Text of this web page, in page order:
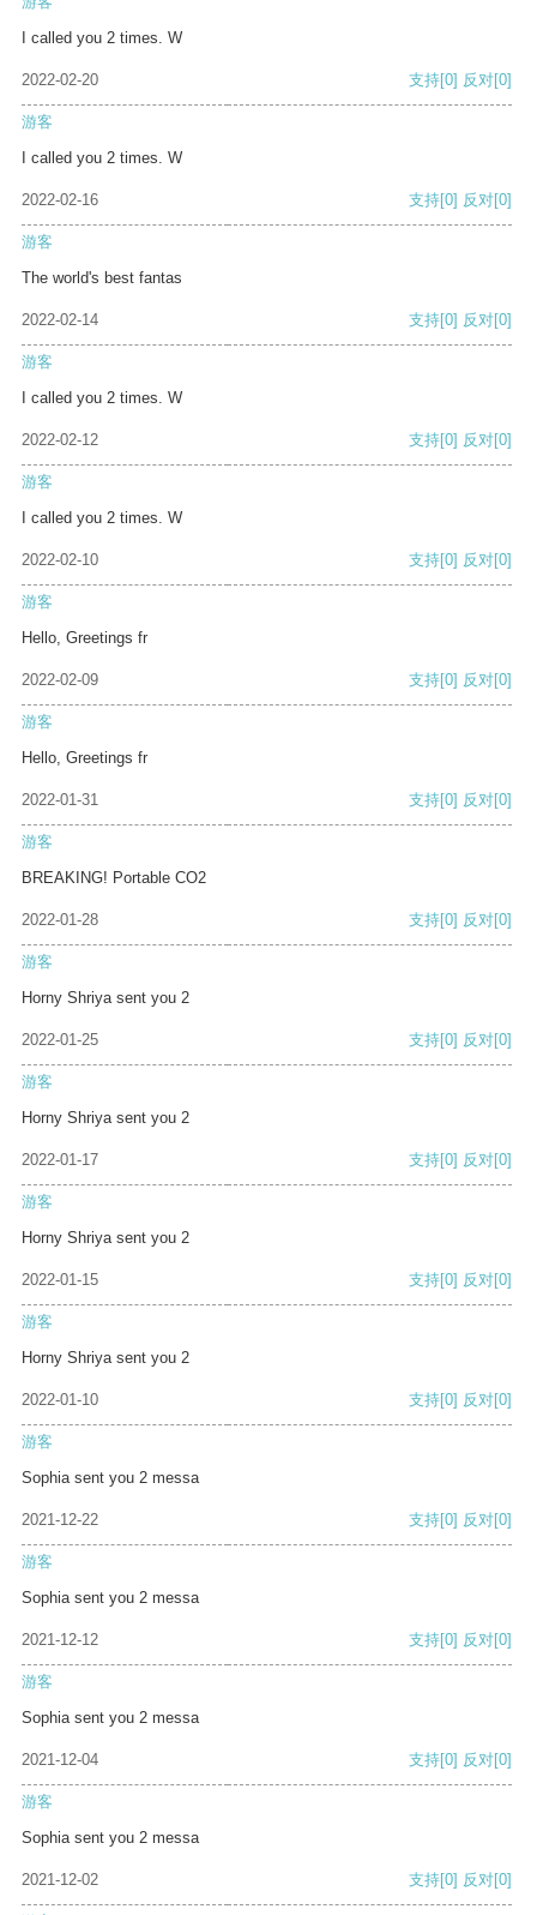
I called you 2 times. W
2022-02-20 支持[0] 反对[0]
游客
I called you 2 times. W
2022-02-16 支持[0] 反对[0]
游客
The world's best fantas
2022-02-14 支持[0] 反对[0]
游客
I called you 2 times. W
2022-02-12 支持[0] 反对[0]
游客
I called you 2 times. W
2022-02-10 支持[0] 反对[0]
游客
Hello, Greetings fr
2022-02-09 支持[0] 反对[0]
游客
Hello, Greetings fr
2022-01-31 支持[0] 反对[0]
游客
BREAKING! Portable CO2
2022-01-28 支持[0] 反对[0]
游客
Horny Shriya sent you 2
2022-01-25 支持[0] 反对[0]
游客
Horny Shriya sent you 2
2022-01-17 支持[0] 反对[0]
游客
Horny Shriya sent you 2
2022-01-15 支持[0] 反对[0]
游客
Horny Shriya sent you 2
2022-01-10 支持[0] 反对[0]
游客
Sophia sent you 2 messa
2021-12-22 支持[0] 反对[0]
游客
Sophia sent you 2 messa
2021-12-12 支持[0] 反对[0]
游客
Sophia sent you 2 messa
2021-12-04 支持[0] 反对[0]
游客
Sophia sent you 2 messa
2021-12-02 支持[0] 反对[0]